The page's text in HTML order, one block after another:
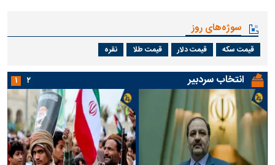
سوژه‌های روز
قیمت سکه قیمت دلار قیمت طلا نقره
انتخاب سردبیر ۱ ۲